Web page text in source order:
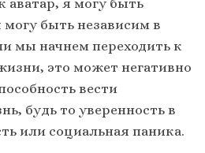
быть независим в
мы начнем переходить к
это может негативно
вести
будь то уверенность в
или социальная паника.